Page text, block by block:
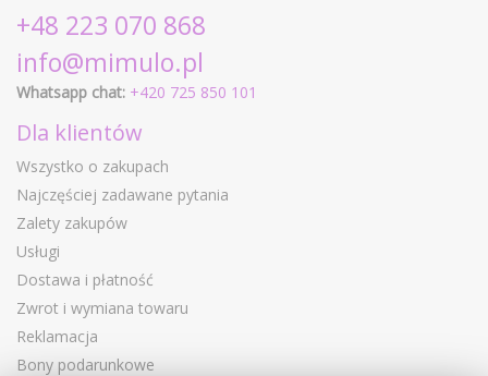
+48 223 070 868
info@mimulo.pl
Whatsapp chat: +420 725 850 101
Dla klientów
Wszystko o zakupach
Najczęściej zadawane pytania
Zalety zakupów
Usługi
Dostawa i płatność
Zwrot i wymiana towaru
Reklamacja
Bony podarunkowe